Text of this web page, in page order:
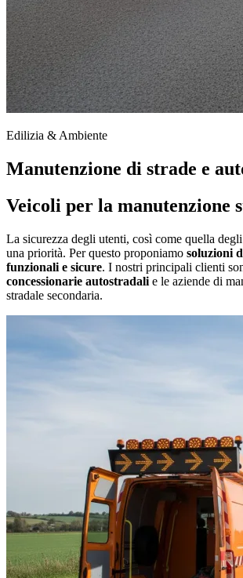
Edilizia & Ambiente
Manutenzione di strade e
Veicoli per la manutenzione
La sicurezza degli utenti, così come quella
una priorità. Per questo proponiamo soluzioni
funzionali e sicure. I nostri principali clienti
concessionarie autostradali e le aziende di
stradale secondaria.